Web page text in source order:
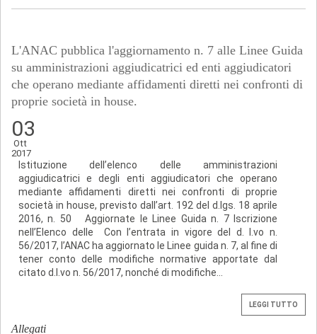
L'ANAC pubblica l'aggiornamento n. 7 alle Linee Guida
su amministrazioni aggiudicatrici ed enti aggiudicatori
che operano mediante affidamenti diretti nei confronti di
proprie società in house.
03
Ott
2017
Istituzione dell’elenco delle amministrazioni
aggiudicatrici e degli enti aggiudicatori che operano
mediante affidamenti diretti nei confronti di proprie
società in house, previsto dall’art. 192 del d.lgs. 18 aprile
2016, n. 50 Aggiornate le Linee Guida n. 7 Iscrizione
nell’Elenco delle Con l’entrata in vigore del d. l.vo n.
56/2017, l’ANAC ha aggiornato le Linee guida n. 7, al fine di
tener conto delle modifiche normative apportate dal
citato d.l.vo n. 56/2017, nonché di modifiche...
LEGGI TUTTO
Allegati